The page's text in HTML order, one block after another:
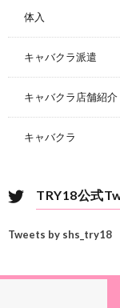
体入
キャバクラ派遣
キャバクラ店舗紹介
キャバクラ
TRY18公式
Tweets by shs_try18